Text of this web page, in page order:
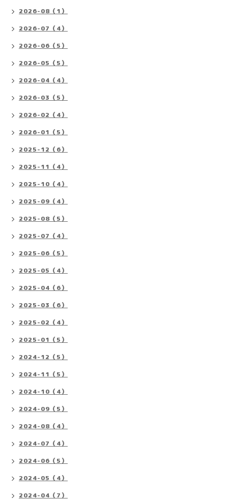
2026-08（1）
2026-07（4）
2026-06（5）
2026-05（5）
2026-04（4）
2026-03（5）
2026-02（4）
2026-01（5）
2025-12（6）
2025-11（4）
2025-10（4）
2025-09（4）
2025-08（5）
2025-07（4）
2025-06（5）
2025-05（4）
2025-04（6）
2025-03（6）
2025-02（4）
2025-01（5）
2024-12（5）
2024-11（5）
2024-10（4）
2024-09（5）
2024-08（4）
2024-07（4）
2024-06（5）
2024-05（4）
2024-04（7）